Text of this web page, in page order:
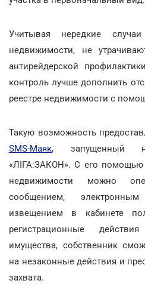
Учитывая нередкие
недвижимости, не
антирейдерской
контроль лучше дополнить
реестре недвижимости с
Такую возможность
SMS-Маяк, запущенный
«ЛІГА:ЗАКОН». С его помощью
недвижимости можно
сообщением,
извещением в кабинете
регистрационные
имущества, собственник
на незаконные действия и
захвата.